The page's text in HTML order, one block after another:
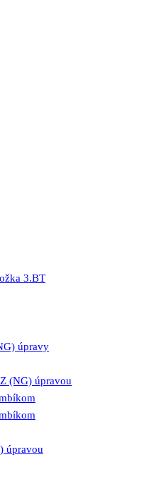
3.BT
úpravy
(NG) úpravou
úpravou